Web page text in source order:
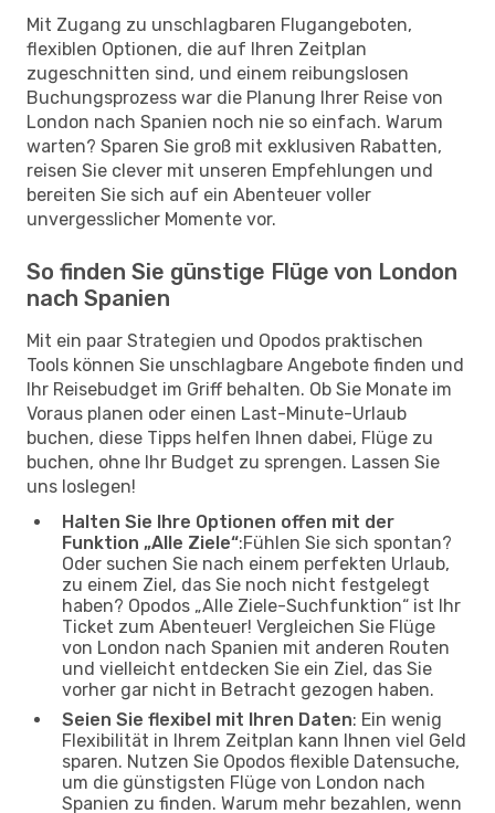
Mit Zugang zu unschlagbaren Flugangeboten,
flexiblen Optionen, die auf Ihren Zeitplan
zugeschnitten sind, und einem reibungslosen
Buchungsprozess war die Planung Ihrer Reise von
London nach Spanien noch nie so einfach. Warum
warten? Sparen Sie groß mit exklusiven Rabatten,
reisen Sie clever mit unseren Empfehlungen und
bereiten Sie sich auf ein Abenteuer voller
unvergesslicher Momente vor.
So finden Sie günstige Flüge von London
nach Spanien
Mit ein paar Strategien und Opodos praktischen
Tools können Sie unschlagbare Angebote finden und
Ihr Reisebudget im Griff behalten. Ob Sie Monate im
Voraus planen oder einen Last-Minute-Urlaub
buchen, diese Tipps helfen Ihnen dabei, Flüge zu
buchen, ohne Ihr Budget zu sprengen. Lassen Sie
uns loslegen!
Halten Sie Ihre Optionen offen mit der
Funktion „Alle Ziele“:Fühlen Sie sich spontan?
Oder suchen Sie nach einem perfekten Urlaub,
zu einem Ziel, das Sie noch nicht festgelegt
haben? Opodos „Alle Ziele-Suchfunktion“ ist Ihr
Ticket zum Abenteuer! Vergleichen Sie Flüge
von London nach Spanien mit anderen Routen
und vielleicht entdecken Sie ein Ziel, das Sie
vorher gar nicht in Betracht gezogen haben.
Seien Sie flexibel mit Ihren Daten: Ein wenig
Flexibilität in Ihrem Zeitplan kann Ihnen viel Geld
sparen. Nutzen Sie Opodos flexible Datensuche,
um die günstigsten Flüge von London nach
Spanien zu finden. Warum mehr bezahlen, wenn